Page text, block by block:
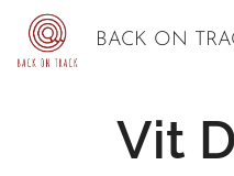
BACK ON
Vit